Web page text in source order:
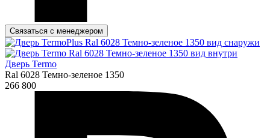
Связаться с менеджером
Дверь Termo
Ral 6028 Темно-зеленое 1350
266 800